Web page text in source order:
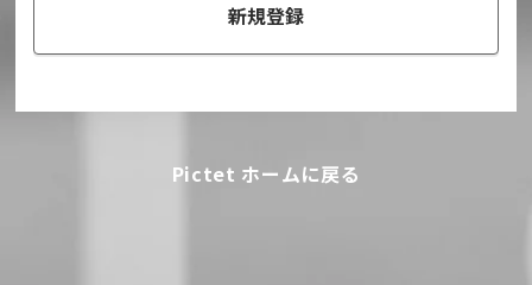
新規登録
Pictet ホームに戻る